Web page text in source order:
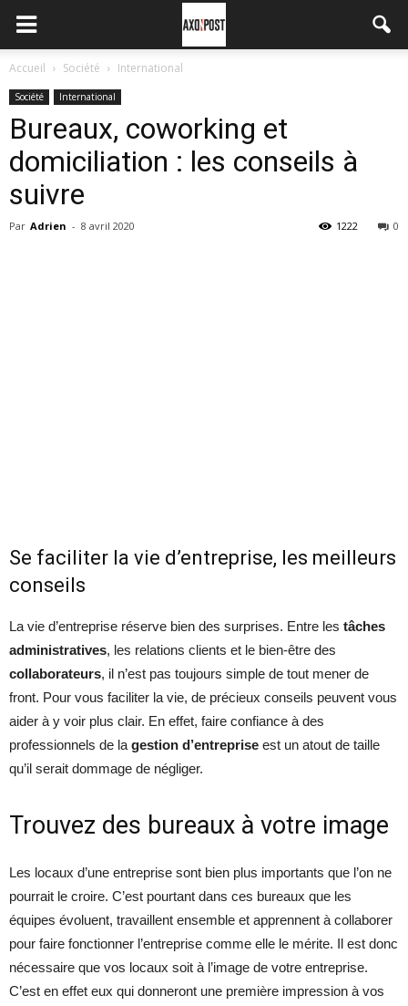
Accueil Société International
Société International
Bureaux, coworking et
domiciliation : les conseils à
suivre
Par Adrien - 8 avril 2020 0
1222
Se faciliter la vie d’entreprise, les meilleurs
conseils
La vie d’entreprise réserve bien des surprises. Entre les tâches
administratives, les relations clients et le bien-être des
collaborateurs, il n’est pas toujours simple de tout mener de
front. Pour vous faciliter la vie, de précieux conseils peuvent vous
aider à y voir plus clair. En effet, faire confiance à des
professionnels de la gestion d’entreprise est un atout de taille
qu’il serait dommage de négliger.
Trouvez des bureaux à votre image
Les locaux d’une entreprise sont bien plus importants que l’on ne
pourrait le croire. C’est pourtant dans ces bureaux que les
équipes évoluent, travaillent ensemble et apprennent à collaborer
pour faire fonctionner l’entreprise comme elle le mérite. Il est donc
nécessaire que vos locaux soit à l’image de votre entreprise.
C’est en effet eux qui donneront une première impression à vos